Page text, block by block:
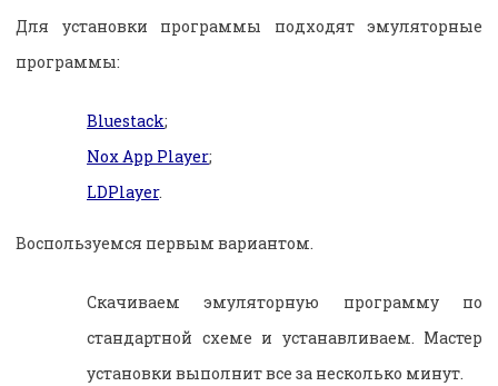
Для установки программы подходят эмуляторные
программы:
Bluestack;
Nox App Player;
LDPlayer.
Воспользуемся первым вариантом.
Скачиваем эмуляторную программу по
стандартной схеме и устанавливаем. Мастер
установки выполнит все за несколько минут.